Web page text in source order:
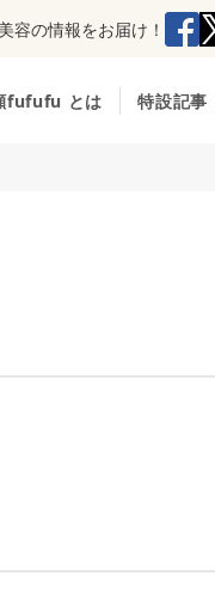
容の情報をお届け！
fufufu とは 特設記事